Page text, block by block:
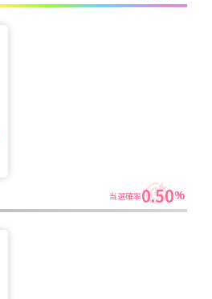
当選確率0.50%